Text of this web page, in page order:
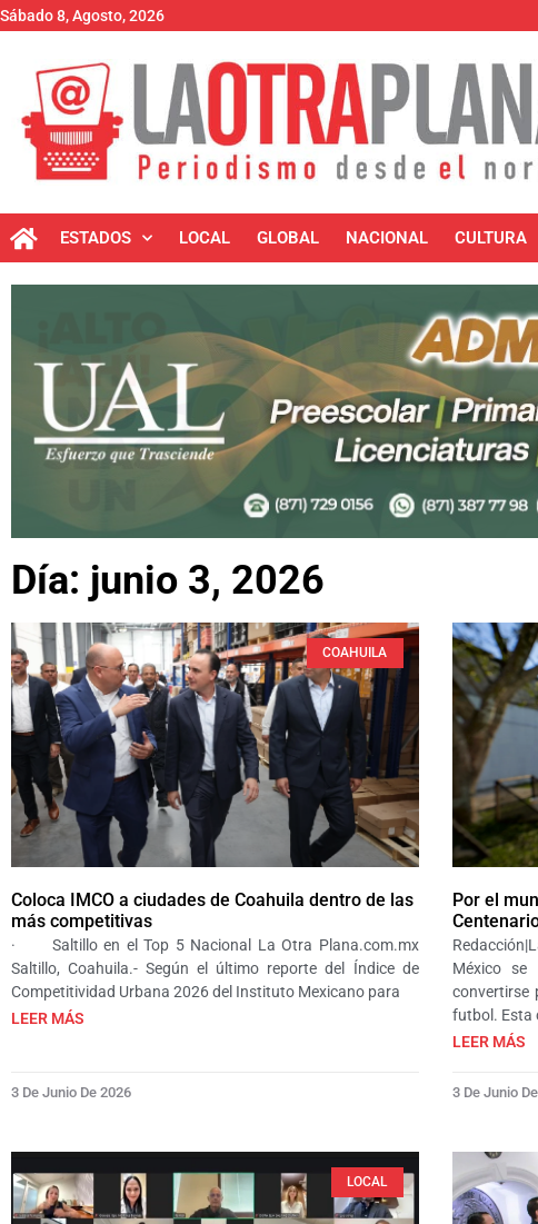
Sábado 8, Agosto, 2026
ESTADOS LOCAL GLOBAL NACIONAL CULTURA
Día: junio 3, 2026
COAHUILA
Coloca IMCO a ciudades de Coahuila dentro de las
más competitivas
· Saltillo en el Top 5 Nacional La Otra Plana.com.mx
Saltillo, Coahuila.- Según el último reporte del Índice de
Competitividad Urbana 2026 del Instituto Mexicano para
LEER MÁS
3 De Junio De 2026
Por el
México se
convertirse
futbol. Esta
LEER MÁS
3 De Junio
LOCAL